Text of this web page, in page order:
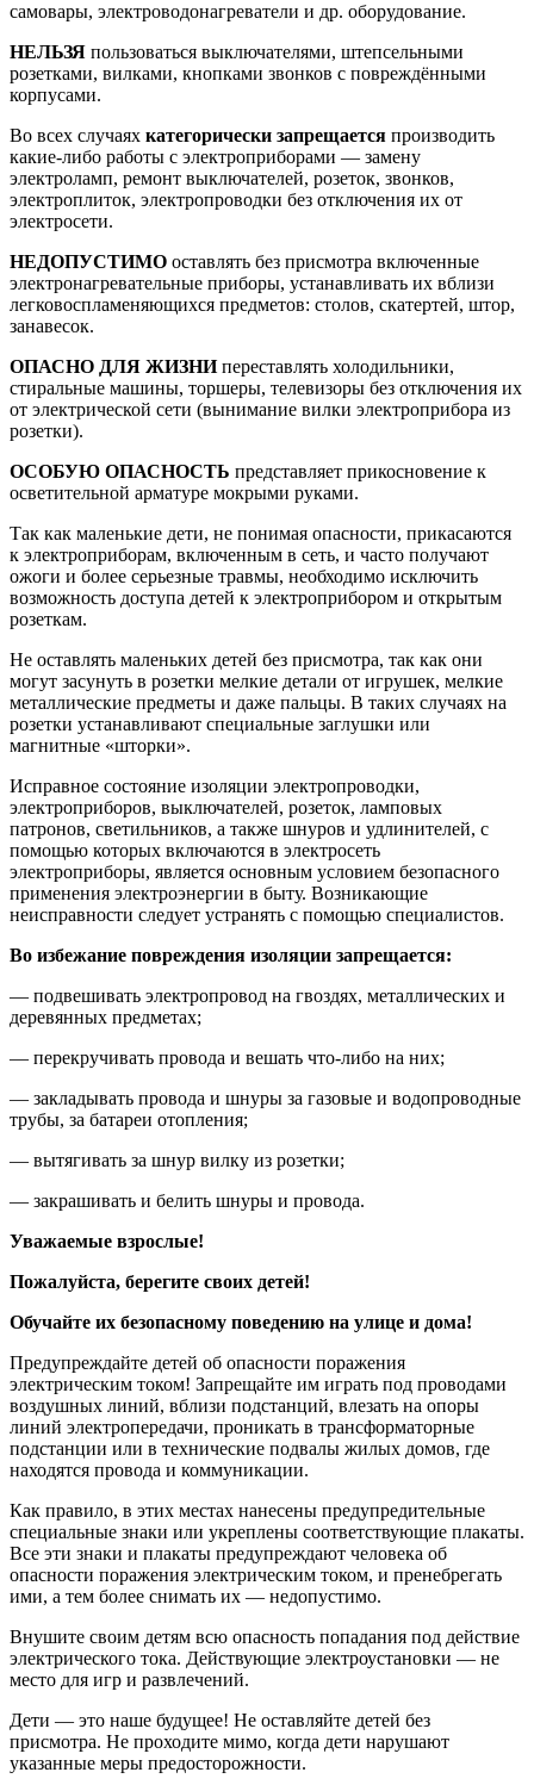
самовары, электроводонагреватели и др. оборудование.
НЕЛЬЗЯ пользоваться выключателями, штепсельными
розетками, вилками, кнопками звонков с повреждёнными
корпусами.
Во всех случаях категорически запрещается производить
какие-либо работы с электроприборами — замену
электроламп, ремонт выключателей, розеток, звонков,
электроплиток, электропроводки без отключения их от
электросети.
НЕДОПУСТИМО оставлять без присмотра включенные
электронагревательные приборы, устанавливать их вблизи
легковоспламеняющихся предметов: столов, скатертей, штор,
занавесок.
ОПАСНО ДЛЯ ЖИЗНИпереставлять холодильники,
стиральные машины, торшеры, телевизоры без отключения их
от электрической сети (вынимание вилки электроприбора из
розетки).
ОСОБУЮ ОПАСНОСТЬ представляет прикосновение к
осветительной арматуре мокрыми руками.
Так как маленькие дети, не понимая опасности, прикасаются
к электроприборам, включенным в сеть, и часто получают
ожоги и более серьезные травмы, необходимо исключить
возможность доступа детей к электроприбором и открытым
розеткам.
Не оставлять маленьких детей без присмотра, так как они
могут засунуть в розетки мелкие детали от игрушек, мелкие
металлические предметы и даже пальцы. В таких случаях на
розетки устанавливают специальные заглушки или
магнитные «шторки».
Исправное состояние изоляции электропроводки,
электроприборов, выключателей, розеток, ламповых
патронов, светильников, а также шнуров и удлинителей, с
помощью которых включаются в электросеть
электроприборы, является основным условием безопасного
применения электроэнергии в быту. Возникающие
неисправности следует устранять с помощью специалистов.
Во избежание повреждения изоляции запрещается:
— подвешивать электропровод на гвоздях, металлических и
деревянных предметах;
— перекручивать провода и вешать что-либо на них;
— закладывать провода и шнуры за газовые и водопроводные
трубы, за батареи отопления;
— вытягивать за шнур вилку из розетки;
— закрашивать и белить шнуры и провода.
Уважаемые взрослые!
Пожалуйста, берегите своих детей!
Обучайте их безопасному поведению на улице и дома!
Предупреждайте детей об опасности поражения
электрическим током! Запрещайте им играть под проводами
воздушных линий, вблизи подстанций, влезать на опоры
линий электропередачи, проникать в трансформаторные
подстанции или в технические подвалы жилых домов, где
находятся провода и коммуникации.
Как правило, в этих местах нанесены предупредительные
специальные знаки или укреплены соответствующие плакаты.
Все эти знаки и плакаты предупреждают человека об
опасности поражения электрическим током, и пренебрегать
ими, а тем более снимать их — недопустимо.
Внушите своим детям всю опасность попадания под действие
электрического тока. Действующие электроустановки — не
место для игр и развлечений.
Дети — это наше будущее! Не оставляйте детей без
присмотра. Не проходите мимо, когда дети нарушают
указанные меры предосторожности.